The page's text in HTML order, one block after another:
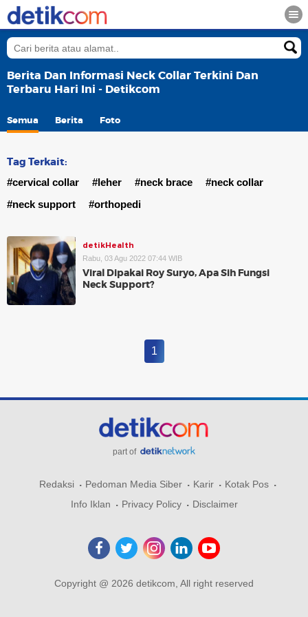
Berita Dan Informasi Neck Collar Terkini Dan
Terbaru Hari Ini - Detikcom
Semua Berita Foto
Tag Terkait:
#cervical collar #leher #neck brace
#neck collar
#neck support
#orthopedi
detikHealth
Rabu, 03 Agu 2022 07:44 WIB
Viral Dipakai Roy Suryo, Apa Sih Fungsi
Neck Support?
1
part of
Redaksi Pedoman Media Siber Karir
Kotak Pos
Info Iklan
Privacy Policy Disclaimer
Copyright @ 2026 detikcom, All right reserved